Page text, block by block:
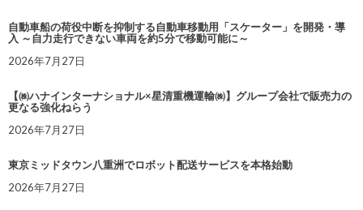
自動車船の荷役中断を抑制する自動車移動用「スケーター」を開発・導
入 ～自力走行できない車両を約5分で移動可能に～
2026年7月27日
【㈱ハナインターナショナル×星清重機運輸㈱】グループ会社で販売力の
更なる強化ねらう
2026年7月27日
東京ミッドタウン八重洲でロボット配送サービスを本格始動
2026年7月27日